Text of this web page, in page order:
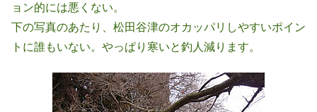
ョン的には悪くない。
下の写真のあたり、松田谷津のオカッパリしやすいポイン
トに誰もいない。やっぱり寒いと釣人減ります。